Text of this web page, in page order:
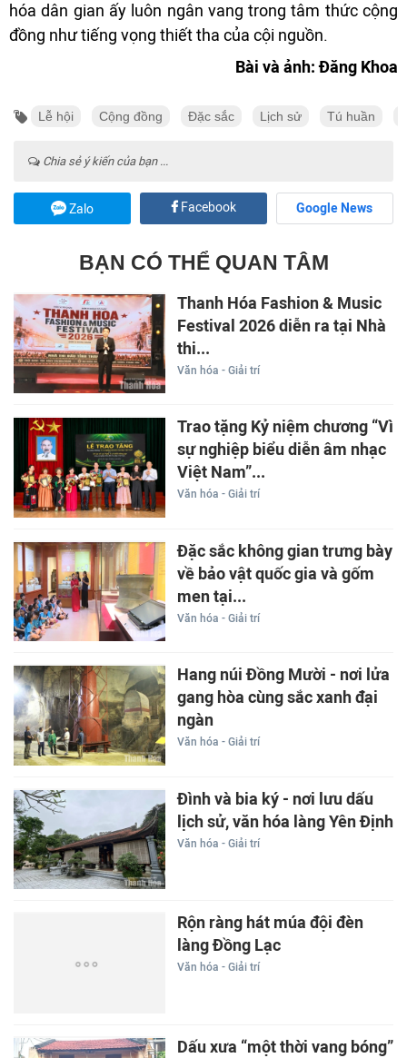
hóa dân gian ấy luôn ngân vang trong tâm thức cộng
đồng như tiếng vọng thiết tha của cội nguồn.
Bài và ảnh: Đăng Khoa
Lễ hội Cộng đồng Đặc sắc Lịch sử Tú huần
Chia sẻ ý kiến của bạn ...
Zalo Facebook Google News
BẠN CÓ THỂ QUAN TÂM
Thanh Hóa Fashion & Music
Festival 2026 diễn ra tại Nhà
thi...
Văn hóa - Giải trí
Trao tặng Kỷ niệm chương “Vì
sự nghiệp biểu diễn âm nhạc
Việt Nam”...
Văn hóa - Giải trí
Đặc sắc không gian trưng bày
về bảo vật quốc gia và gốm
men tại...
Văn hóa - Giải trí
Hang núi Đồng Mười - nơi lửa
gang hòa cùng sắc xanh đại
ngàn
Văn hóa - Giải trí
Đình và bia ký - nơi lưu dấu
lịch sử, văn hóa làng Yên Định
Văn hóa - Giải trí
Rộn ràng hát múa đội đèn
làng Đồng Lạc
Văn hóa - Giải trí
Dấu xưa “một thời vang bóng”